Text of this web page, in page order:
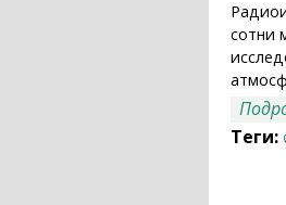
сотни
Теги: